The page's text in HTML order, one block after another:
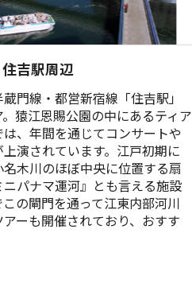
吉駅周辺
門線・都営新宿線「住吉駅」
猿江恩賜公園の中にあるティア
、年間を通じてコンサートや
演されています。江戸初期に
木川のほぼ中央に位置する扇
パナマ運河』とも言える施設
の閘門を通って江東内部河川
ーも開催されており、おすす